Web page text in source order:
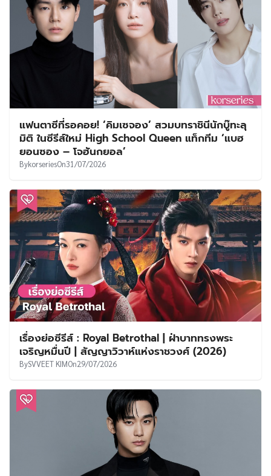
แฟนตาซีที่รอคอย! ‘คิมเซจอง’ สวมบทราชินีนักบู๊ทะลุ
มิติ ในซีรีส์ใหม่ High School Queen แท็กทีม ‘แบฮ
ยอนซอง – โจฮันกยอล’
BykorseriesOn31/07/2026
เรื่องย่อซีรีส์ : Royal Betrothal | ฝ่าบาททรงพระ
เจริญหมื่นปี | สัญญาวิวาห์แห่งราชวงศ์ (2026)
BySVVEET KIMOn29/07/2026